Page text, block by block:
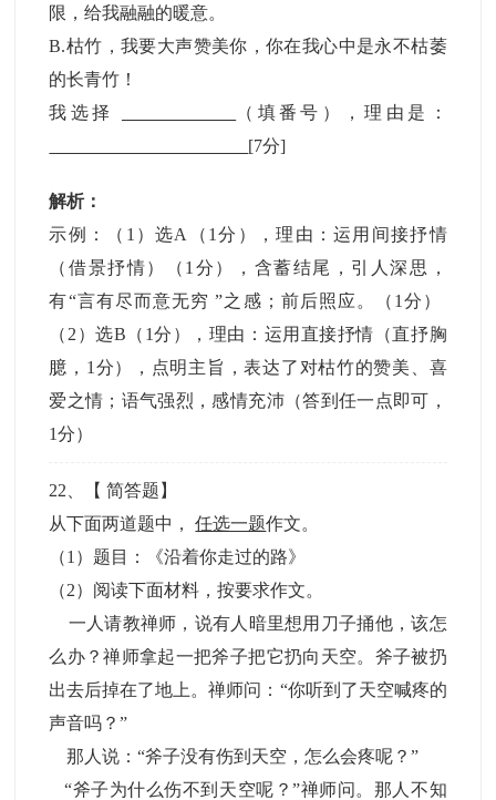
限，给我融融的暖意。
B.枯竹，我要大声赞美你，你在我心中是永不枯萎
的长青竹！
我选择
（填番号），理由是：
[7分]
解析：
示例：（1）选A（1分），理由：运用间接抒情
（借景抒情）（1分），含蓄结尾，引人深思，
有“言有尽而意无穷 ”之感；前后照应。（1分）
（2）选B（1分），理由：运用直接抒情（直抒胸
臆，1分），点明主旨，表达了对枯竹的赞美、喜
爱之情；语气强烈，感情充沛（答到任一点即可，
1分）
22 、【简答题 】
从下面两道题中，任选一题作文。
（1）题目：《沿着你走过的路》
（2）阅读下面材料，按要求作文。
一人请教禅师，说有人暗里想用刀子捅他，该怎
么办？禅师拿起一把斧子把它扔向天空。斧子被扔
出去后掉在了地上。禅师问：“你听到了天空喊疼的
声音吗？”
那人说：“斧子没有伤到天空，怎么会疼呢？”
“斧子为什么伤不到天空呢？”禅师问。那人不知